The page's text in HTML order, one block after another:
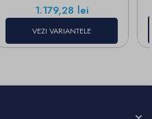
Pret
1.179,28 lei
VEZI VARIANTELE